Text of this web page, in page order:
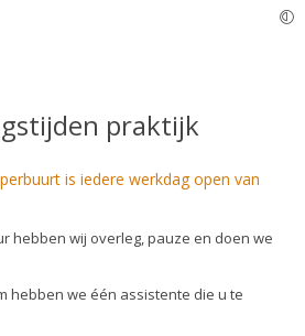
praktijk
is iedere werkdag open van
hebben wij overleg, pauze en doen we
hebben we één assistente die u te